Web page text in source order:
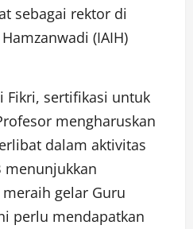
sebagai rektor di
(IAIH)
Fikri, sertifikasi untuk
mengharuskan
dalam aktivitas
menunjukkan
gelar Guru
perlu mendapatkan